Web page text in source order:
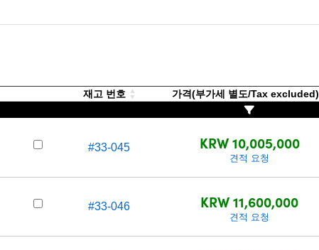
재고 번호 가격(부가세 별도/Tax excluded)
#33-045 KRW 10,005,000
견적 요청
#33-046 KRW 11,600,000
견적 요청